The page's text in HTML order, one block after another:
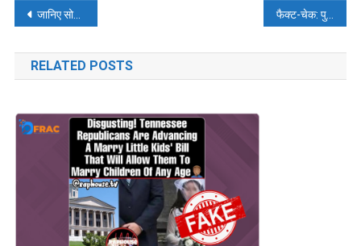
पोस्ट
नेविगेशन
जानिए सोशल मीडिया पर NSA अजित डोभाल के आधिकारिक अकाउंट का सच फैक्ट-चेक: पुलवामा हमले के सिलसिले में बांग्लादेश से शेयर किया गया वीडियो
RELATED POSTS